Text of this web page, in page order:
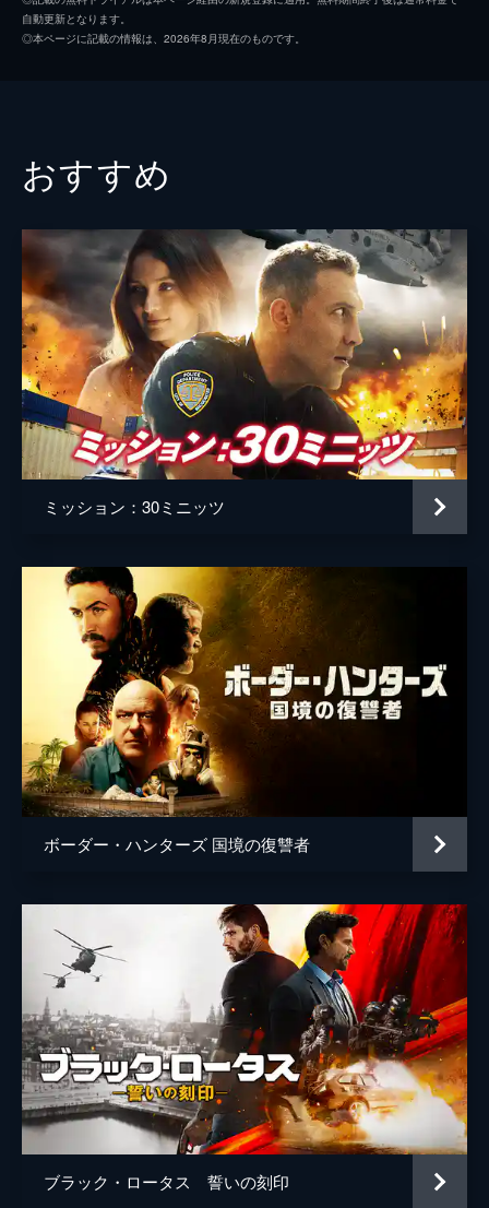
ヴァディム・フォルトゥニン
ジャン・ピエール・マグロ
アレクセイ・ミーツ
アンドレ・レリス
自動更新となります。
◎本ページに記載の情報は、2026年8月現在のものです。
おすすめ
ミッション：30ミニッツ
ボーダー・ハンターズ 国境の復讐者
ブラック・ロータス 誓いの刻印